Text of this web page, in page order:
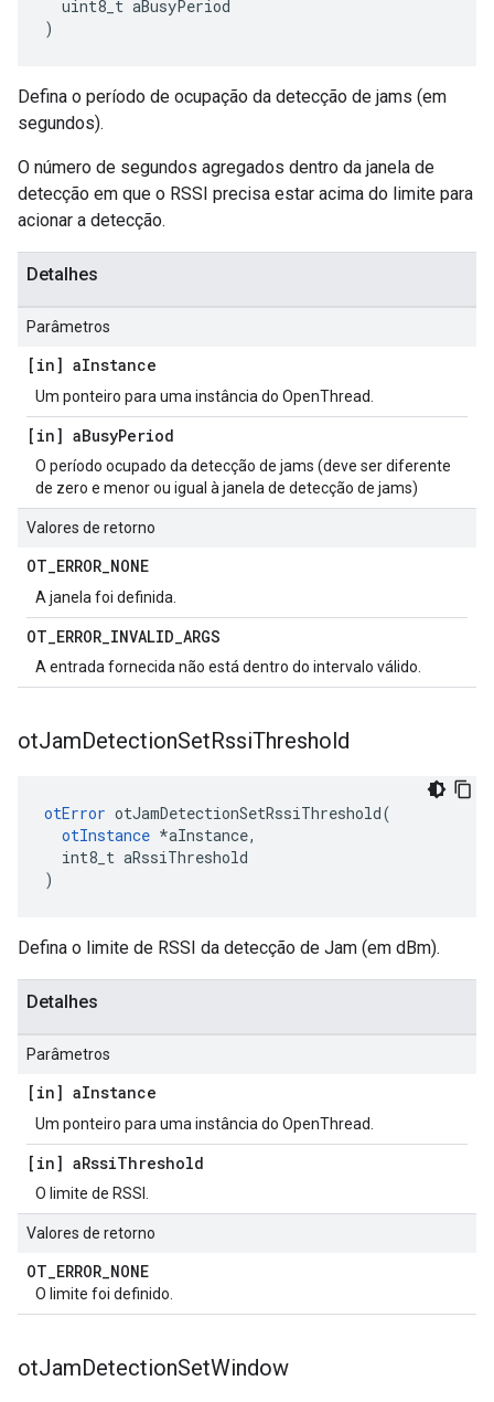
uint8_t aBusyPeriod
)
Defina o período de ocupação da detecção de jams (em
segundos).
O número de segundos agregados dentro da janela de
detecção em que o RSSI precisa estar acima do limite para
acionar a detecção.
Detalhes
Parâmetros
[in] aInstance
Um ponteiro para uma instância do OpenThread.
[in] aBusyPeriod
O período ocupado da detecção de jams (deve ser diferente
de zero e menor ou igual à janela de detecção de jams)
Valores de retorno
OT_ERROR_NONE
A janela foi definida.
OT_ERROR_INVALID_ARGS
A entrada fornecida não está dentro do intervalo válido.
otJamDetectionSetRssiThreshold
otError otJamDetectionSetRssiThreshold(
otInstance *aInstance,
int8_t aRssiThreshold
)
Defina o limite de RSSI da detecção de Jam (em dBm).
Detalhes
Parâmetros
[in] aInstance
Um ponteiro para uma instância do OpenThread.
[in] aRssiThreshold
O limite de RSSI.
Valores de retorno
OT_ERROR_NONE
O limite foi definido.
otJamDetectionSetWindow